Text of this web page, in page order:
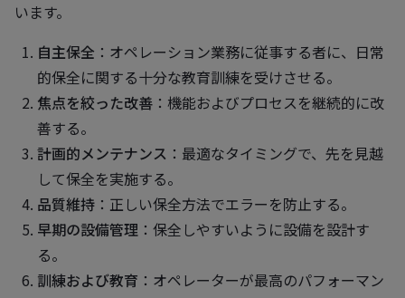
います。
自主保全 ：オペレーション業務に従事する者に、日常
的保全に関する十分な教育訓練を受けさせる。
焦点を絞った改善 ：機能およびプロセスを継続的に改
善する。
計画的メンテナンス ：最適なタイミングで、先を見越
して保全を実施する。
品質維持 ：正しい保全方法でエラーを防止する。
早期の設備管理 ：保全しやすいように設備を設計す
る。
訓練および教育 ：オペレーターが最高のパフォーマン